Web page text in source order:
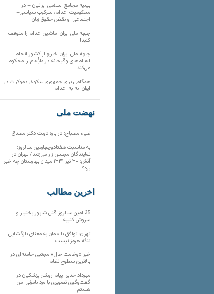
بیانیه مجامع اسلامی ایرانیان – در
محکومیت اعدام، سرکوب سیاسی–
اجتماعی، و نقض حقوق زنان
جبهه ملی ایران: ماشین اعدام را متوقف
کنید!
جبهه ملی ایران-خارج از کشور انجام
اعدام‌های وقیحانه در ملأِعام را محکوم
می‌کند
همگامی برای جمهوری سکولار دموکرات در
ایران: نه به اعدام
نهضت ملی
ضیاء مصباح: در باره دولت دکتر مصدق
به مناسبت هفتادوچهارمین سالروز:
نمایندگان مجلس زار می‌زدند/ تهران در
آتش؛ ۳۰ تیر ۱۳۳۱ میدان بهارستان چه خبر
بود؟
آخرین مطالب
35 امین سالروز قتل شاپور بختیار و
سروش کتیبه
تهران: توافق با عمان به معنای بازگشایی
تنگه هرمز نیست
خبر «وخامت حال» مجتبی خامنه‌ای در
بالاترین سطوح نظام
مهرداد خدیر: پیام روشن پزشکیان در
گفت‌و‌گوی تصویری با مرد نامرئی: من
هستم!